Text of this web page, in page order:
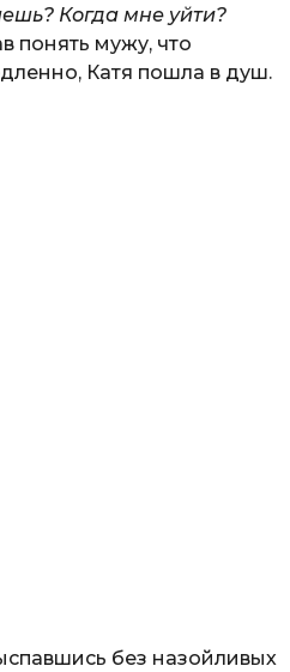
Когда мне уйти?
понять мужу, что
Катя пошла в душ.
без назойливых